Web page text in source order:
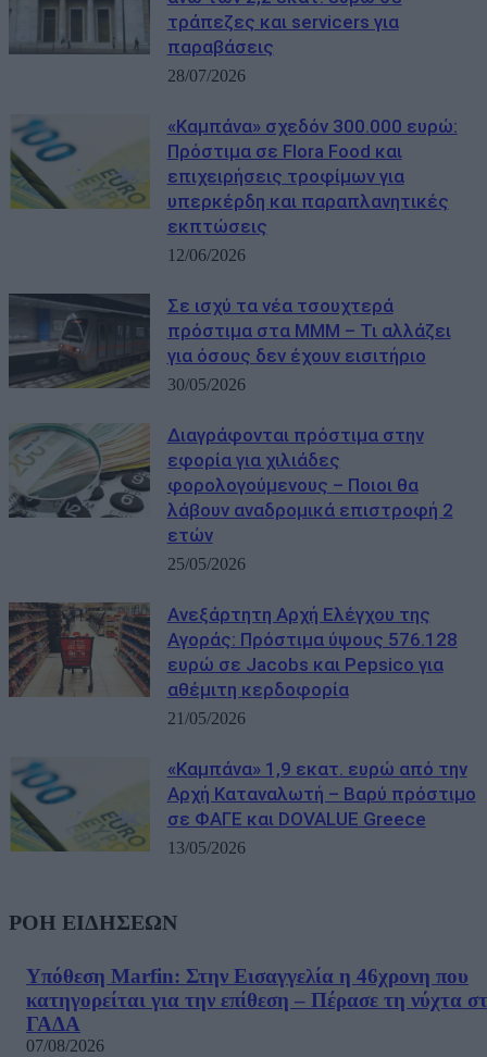
τράπεζες και servicers για
παραβάσεις
28/07/2026
«Καμπάνα» σχεδόν 300.000 ευρώ:
Πρόστιμα σε Flora Food και
επιχειρήσεις τροφίμων για
υπερκέρδη και παραπλανητικές
εκπτώσεις
12/06/2026
Σε ισχύ τα νέα τσουχτερά
πρόστιμα στα ΜΜΜ – Τι αλλάζει
για όσους δεν έχουν εισιτήριο
30/05/2026
Διαγράφονται πρόστιμα στην
εφορία για χιλιάδες
φορολογούμενους – Ποιοι θα
λάβουν αναδρομικά επιστροφή 2
ετών
25/05/2026
Ανεξάρτητη Αρχή Ελέγχου της
Αγοράς: Πρόστιμα ύψους 576.128
ευρώ σε Jacobs και Pepsico για
αθέμιτη κερδοφορία
21/05/2026
«Καμπάνα» 1,9 εκατ. ευρώ από την
Αρχή Καταναλωτή – Βαρύ πρόστιμο
σε ΦΑΓΕ και DOVALUE Greece
13/05/2026
ΡΟΗ ΕΙΔΗΣΕΩΝ
Υπόθεση Marfin: Στην Εισαγγελία η 46χρονη που
κατηγορείται για την επίθεση – Πέρασε τη νύχτα
ΓΑΔΑ
07/08/2026